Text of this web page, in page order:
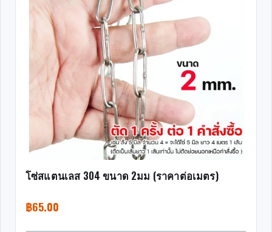
โซ่สแตนเลส 304 ขนาด 2มม (ราคาต่อเมตร)
฿65.00